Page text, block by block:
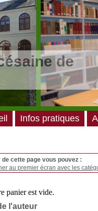
de
cette page vous pouvez :
au premier écran avec les
l'auteur
Infos pratiques